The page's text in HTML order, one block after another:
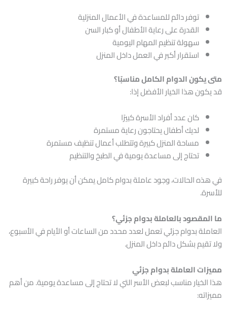
توفر دائم للمساعدة في الأعمال المنزلية
القدرة على رعاية الأطفال أو كبار السن
سهولة تنظيم المهام اليومية
استقرار أكبر في العمل داخل المنزل
متى يكون الدوام الكامل مناسبًا؟
قد يكون هذا الخيار الأفضل إذا:
كان عدد أفراد الأسرة كبيرًا
لديك أطفال يحتاجون رعاية مستمرة
مساحة المنزل كبيرة وتتطلب أعمال تنظيف مستمرة
تحتاج إلى مساعدة يومية في الطبخ والتنظيم
في هذه الحالات، وجود عاملة بدوام كامل يمكن أن يوفر راحة كبيرة
للأسرة.
ما المقصود بالعاملة بدوام جزئي؟
العاملة بدوام جزئي تعمل لعدد محدد من الساعات أو الأيام في الأسبوع،
ولا تقيم بشكل دائم داخل المنزل.
مميزات العاملة بدوام جزئي
هذا الخيار مناسب لبعض الأسر التي لا تحتاج إلى مساعدة يومية. من أهم
مميزاته: